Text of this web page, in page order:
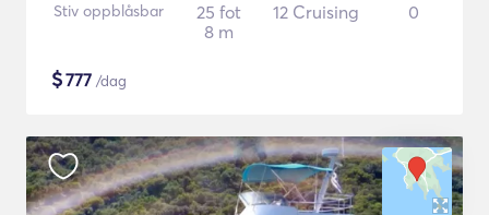
Stiv oppblåsbar
25 fot
8 m
12 Cruising 0
$777 /dag